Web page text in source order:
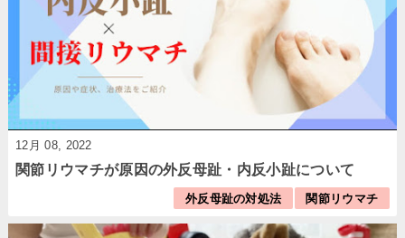
12月 08, 2022
関節リウマチが原因の外反母趾・内反小趾について
外反母趾の対処法 関節リウマチ